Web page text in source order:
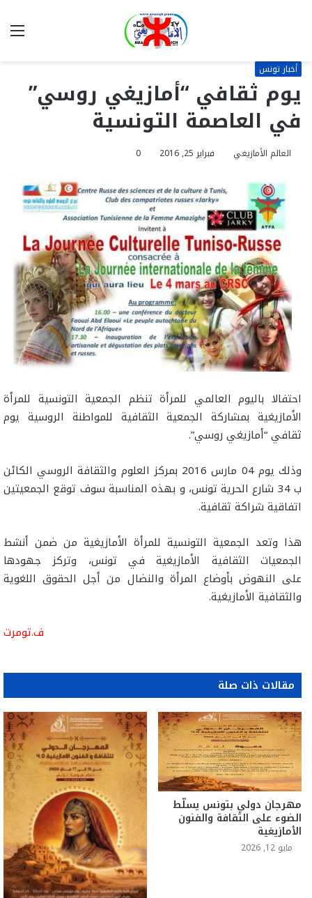
أخبار تونس
يوم ثقافي “أمازيغي روسي”
في العاصمة التونسية
العالم الأمازيغي فبراير 25, 2016 0
احتفالا باليوم العالمي للمرأة تنظم الجمعية التونسية للمرأة
الأمازيغية بمشاركة الجمعية الثقافية للمواطنة الروسية يوم
ثقافي “أمازيغي روسي”.
وذلك يوم 04 مارس 2016 بمركز العلوم والثقافة الروسي الكائن
ب 34 شارع الحرية تونس، و بهذه المناسبة سوف توقع الجمعيتين
اتفاقية شراكة ثقافية.
هذا وتعد الجمعية التونسية للمرأة الأمازيغية من ضمن أنشط
الجمعيات الثقافية الأمازيغية في تونس، وتركز جهودها
على النهوض بأوضاع المرأة والنضال من أجل الحقوق اللغوية
والثقافية الأمازيغية.
ف.تومرت
مقالات ذات صلة
مهرجان دولي بتونس يسلّط
الضوء على الثقافة والفنون
الأمازيغية
مايو 12, 2026